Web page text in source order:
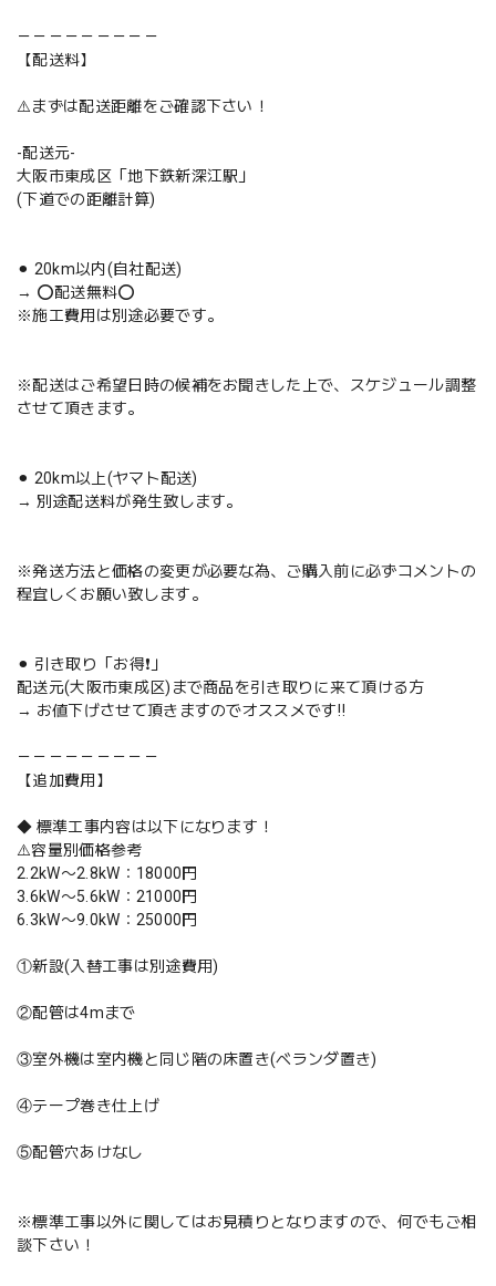
－－－－－－－－－
【配送料】
⚠️まずは配送距離をご確認下さい！
-配送元-
大阪市東成区「地下鉄新深江駅」
(下道での距離計算)
⚫︎ 20km以内(自社配送)
→ ⭕️配送無料⭕️
※施工費用は別途必要です。
※配送はご希望日時の候補をお聞きした上で、スケジュール調整
させて頂きます。
⚫︎ 20km以上(ヤマト配送)
→ 別途配送料が発生致します。
※発送方法と価格の変更が必要な為、ご購入前に必ずコメントの
程宜しくお願い致します。
⚫︎ 引き取り「お得❗️」
配送元(大阪市東成区)まで商品を引き取りに来て頂ける方
→ お値下げさせて頂きますのでオススメです‼️
－－－－－－－－－
【追加費用】
◆ 標準工事内容は以下になります！
⚠️容量別価格参考
2.2kW〜2.8kW：18000円
3.6kW〜5.6kW：21000円
6.3kW〜9.0kW：25000円
①新設(入替工事は別途費用)
②配管は4mまで
③室外機は室内機と同じ階の床置き(ベランダ置き)
④テープ巻き仕上げ
⑤配管穴あけなし
※標準工事以外に関してはお見積りとなりますので、何でもご相
談下さい！